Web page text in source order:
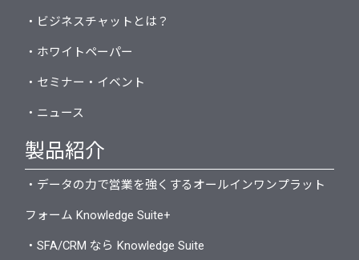
・ビジネスチャットとは？
・ホワイトペーパー
・セミナー・イベント
・ニュース
製品紹介
・データの力で営業を強くするオールインワンプラット
フォーム Knowledge Suite+
・SFA/CRM なら Knowledge Suite